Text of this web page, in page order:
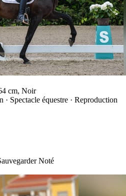
cm, Noir
Spectacle équestre · Reproduction
Noté